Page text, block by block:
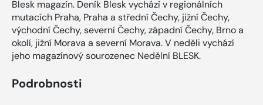
Blesk magazín. Deník Blesk vychází v regionálních
mutacích Praha, Praha a střední Čechy, jižní Čechy,
východní Čechy, severní Čechy, západní Čechy, Brno a
okolí, jižní Morava a severní Morava. V neděli vychází
jeho magazínový sourozenec Nedělní BLESK.
Podrobnosti